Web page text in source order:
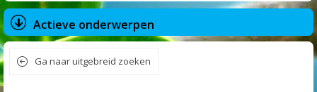
Actieve onderwerpen
Ga naar uitgebreid zoeken